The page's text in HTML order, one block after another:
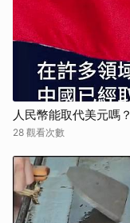
人民幣能取代美元嗎？
28 觀看次數